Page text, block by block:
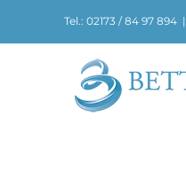
Tel.: 02173 / 84 97 894 |